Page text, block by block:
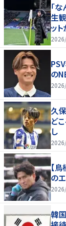
｢な
生
ッ
く
の
久
ど
し
【
の
韓